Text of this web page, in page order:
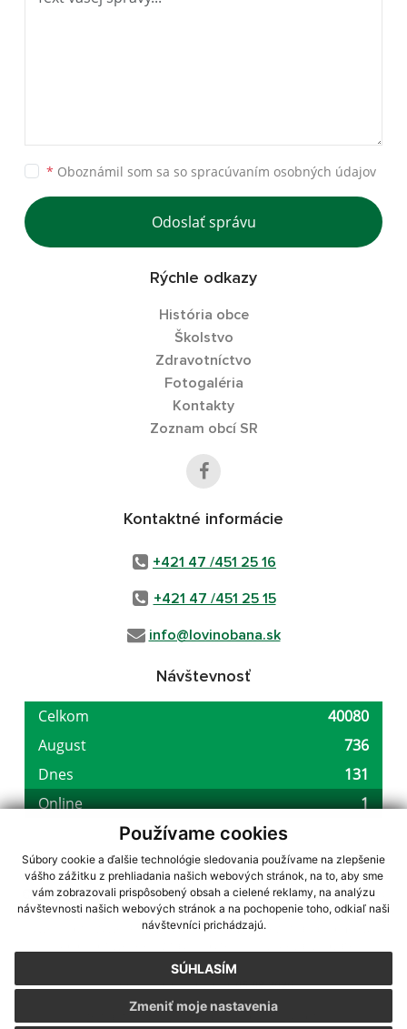
Používame cookies
Súbory cookie a ďalšie technológie sledovania používame na zlepšenie
vášho zážitku z prehliadania našich webových stránok, na to, aby sme
vám zobrazovali prispôsobený obsah a cielené reklamy, na analýzu
návštevnosti našich webových stránok a na pochopenie toho, odkiaľ naši
návštevníci prichádzajú.
SÚHLASÍM
Zmeniť moje nastavenia
* Oboznámil som sa so spracúvaním osobných údajov
Odoslať správu
Rýchle odkazy
História obce
Školstvo
Zdravotníctvo
Fotogaléria
Kontakty
Zoznam obcí SR
Kontaktné informácie
+421 47 /451 25 16
+421 47 /451 25 15
info@lovinobana.sk
Návštevnosť
využite možnosť získavania aktuálnych informácií s využitím RSS
CMS systém (redakčný) systém ECHELON 2,Mapa stránok,web portál
webex.digital, s.r.o.,domény,registrácia domény
Posledná aktualizácia:05.08.2026
Vytlačiť stránku|Vyhlásenie o prístupnosti